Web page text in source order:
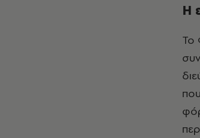
Η
Το Φεστιβάλ της Άνοιξης ανοίγει πανηγυρικά στις 7 Μαρτίου 2026 με μια μεγάλη